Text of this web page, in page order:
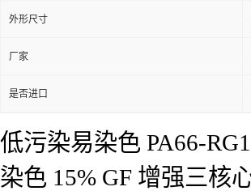
外形尺寸
厂家
是否进口
低污染易染色 PA66-
染色 15% GF 增强三核